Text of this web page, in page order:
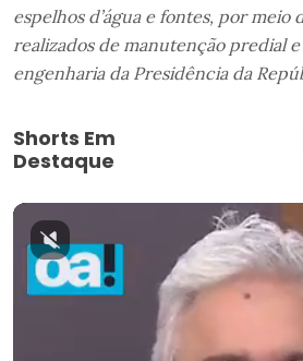
espelhos d’água e fontes, por meio
realizados de manutenção predial
engenharia da Presidência da
Shorts Em
Destaque